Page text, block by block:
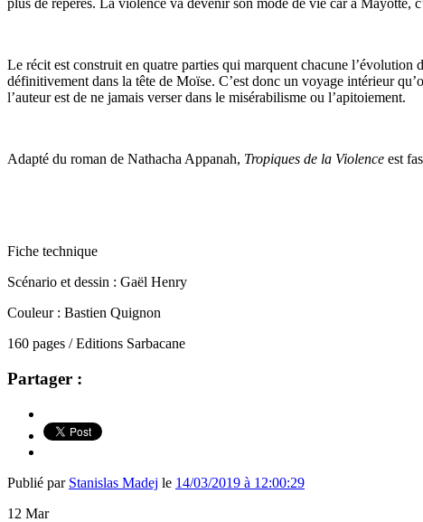
plus de repères. La violence va devenir son mode de vie car à Mayotte,
Le récit est construit en quatre parties qui marquent chacune l’évolution
définitivement dans la tête de Moïse. C’est donc un voyage intérieur
l’auteur est de ne jamais verser dans le misérabilisme ou l’apitoiement.
Adapté du roman de Nathacha Appanah, Tropiques de la Violence est
Fiche technique
Scénario et dessin : Gaël Henry
Couleur : Bastien Quignon
160 pages / Editions Sarbacane
Partager :
Publié par Stanislas Madej le 14/03/2019 à 12:00:29
12 Mar